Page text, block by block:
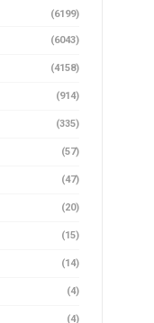
(6199)
(6043)
(4158)
(914)
(335)
(57)
(47)
(20)
(15)
(14)
(4)
(4)